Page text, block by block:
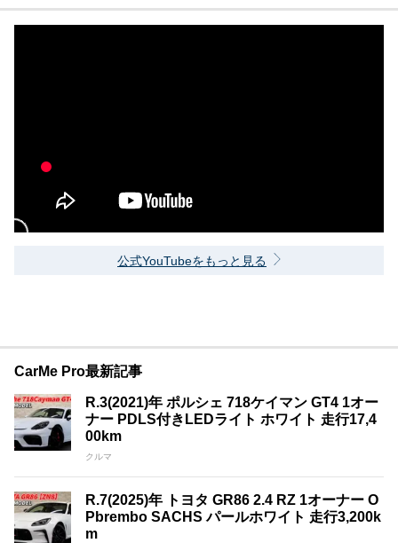
公式YouTubeをもっと見る
CarMe Pro最新記事
R.3(2021)年 ポルシェ 718ケイマン GT4 1オー
ナー PDLS付きLEDライト ホワイト 走行17,4
00km
クルマ
R.7(2025)年 トヨタ GR86 2.4 RZ 1オーナー O
Pbrembo SACHS パールホワイト 走行3,200k
m